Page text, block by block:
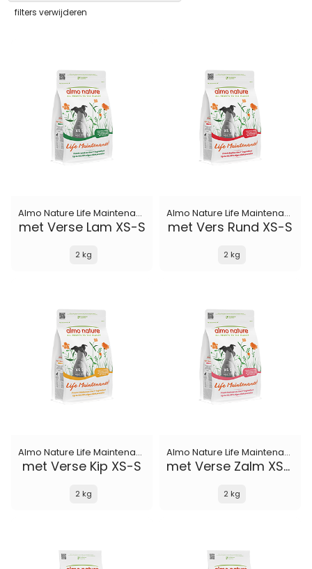
filters verwijderen
Almo Nature Life Maintenance
met Verse Lam XS-S
2 kg
Almo Nature Life Maintenance
met Vers Rund XS-S
2 kg
Almo Nature Life Maintenance
met Verse Kip XS-S
2 kg
Almo Nature Life Maintenance
met Verse Zalm XS-S
2 kg